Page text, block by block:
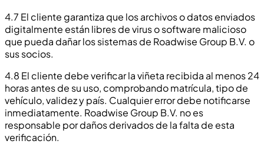
4.7 El cliente garantiza que los archivos o datos enviados
digitalmente están libres de virus o software malicioso
que pueda dañar los sistemas de Roadwise Group B.V. o
sus socios.
4.8 El cliente debe verificar la viñeta recibida al menos 24
horas antes de su uso, comprobando matrícula, tipo de
vehículo, validez y país. Cualquier error debe notificarse
inmediatamente. Roadwise Group B.V. no es
responsable por daños derivados de la falta de esta
verificación.